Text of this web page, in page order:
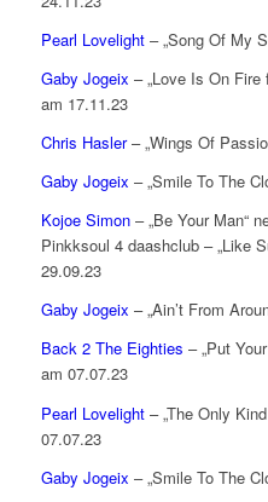
Pearl Lovelight– „Song Of My
Gaby Jogeix – „Love Is On Fire
am 17.11.23
Chris Hasler– „Wings Of
Gaby Jogeix – „Smile To The
Kojoe Simon– „Be Your Man“
Pinkksoul 4 daashclub – „Like
29.09.23
Gaby Jogeix – „Ain’t From
Back 2 The Eighties – „Put
am 07.07.23
Pearl Lovelight– „The Only
07.07.23
Gaby Jogeix – „Smile To The